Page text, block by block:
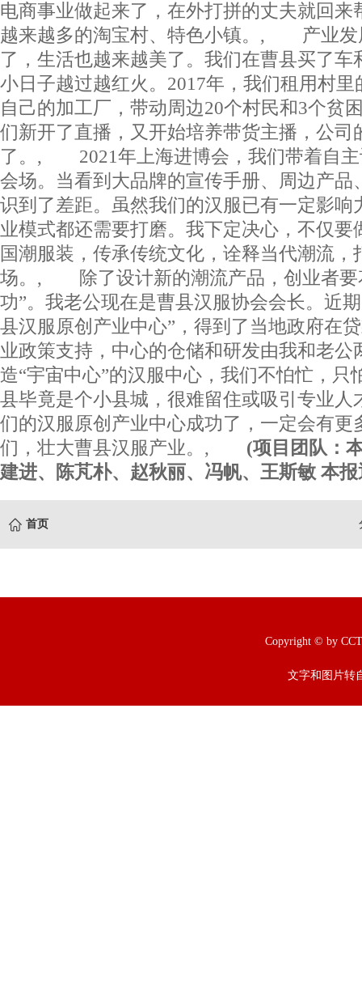
电商事业做起来了，在外打拼的丈夫就回来
越来越多的淘宝村、特色小镇。, 产业发
了，生活也越来越美了。我们在曹县买了车
小日子越过越红火。2017年，我们租用村
自己的加工厂，带动周边20个村民和3个贫
们新开了直播，又开始培养带货主播，公司
了。, 2021年上海进博会，我们带着自主
会场。当看到大品牌的宣传手册、周边产品
识到了差距。虽然我们的汉服已有一定影响
业模式都还需要打磨。我下定决心，不仅要
国潮服装，传承传统文化，诠释当代潮流，
场。, 除了设计新的潮流产品，创业者要
功”。我老公现在是曹县汉服协会会长。近
县汉服原创产业中心”，得到了当地政府在
业政策支持，中心的仓储和研发由我和老公
造“宇宙中心”的汉服中心，我们不怕忙，只
县毕竟是个小县城，很难留住或吸引专业人
们的汉服原创产业中心成功了，一定会有更
们，壮大曹县汉服产业。, (项目团队：
建进、陈芃朴、赵秋丽、冯帆、王斯敏 本
首页
Copyright © by
文字和图片转